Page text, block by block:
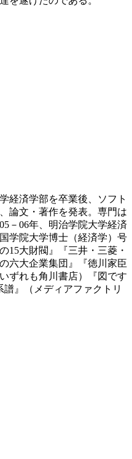
経済学部を卒業後、ソフト
論文・著作を発表。専門は
－06年、明治学院大学経済
学院大学博士（経済学）号
大財閥』『三井・三菱・
六大企業集団』『徳川家臣
ずれも角川書店）『図です
』（メディアファクトリ